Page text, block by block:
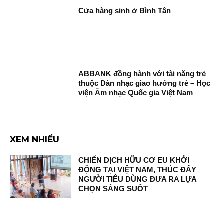
Cửa hàng sinh ở Bình Tân
ABBANK đồng hành với tài năng trẻ
thuộc Dàn nhạc giao hưởng trẻ – Học
viện Âm nhạc Quốc gia Việt Nam
XEM NHIỀU
CHIẾN DỊCH HỮU CƠ EU KHỞI
ĐỘNG TẠI VIỆT NAM, THÚC ĐẨY
NGƯỜI TIÊU DÙNG ĐƯA RA LỰA
CHỌN SÁNG SUỐT